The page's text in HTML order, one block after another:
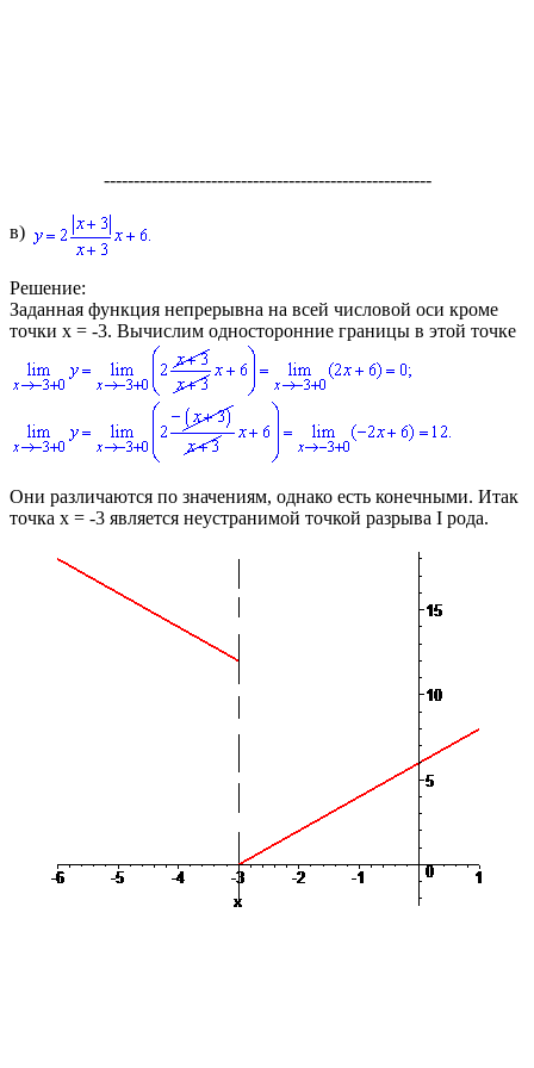
-------------------------------------------------------
в)
Решение:
Заданная функция непрерывна на всей числовой оси кроме
точки x = -3. Вычислим односторонние границы в этой точке
Они различаются по значениям, однако есть конечными. Итак
точка x = -3 является неустранимой точкой разрыва І рода.